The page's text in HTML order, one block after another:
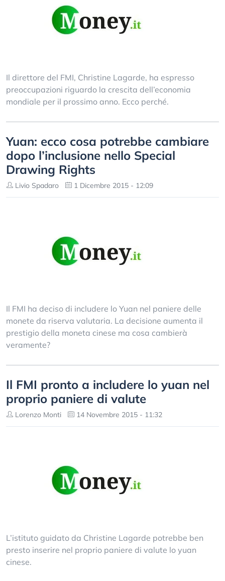
Il direttore del FMI, Christine Lagarde, ha espresso
preoccupazioni riguardo la crescita dell’economia
mondiale per il prossimo anno. Ecco perché.
Yuan: ecco cosa potrebbe cambiare
dopo l’inclusione nello Special
Drawing Rights
Livio Spadaro 1 Dicembre 2015 - 12:09
Il FMI ha deciso di includere lo Yuan nel paniere delle
monete da riserva valutaria. La decisione aumenta il
prestigio della moneta cinese ma cosa cambierà
veramente?
Il FMI pronto a includere lo yuan nel
proprio paniere di valute
Lorenzo Monti 14 Novembre 2015 - 11:32
L’istituto guidato da Christine Lagarde potrebbe ben
presto inserire nel proprio paniere di valute lo yuan
cinese.